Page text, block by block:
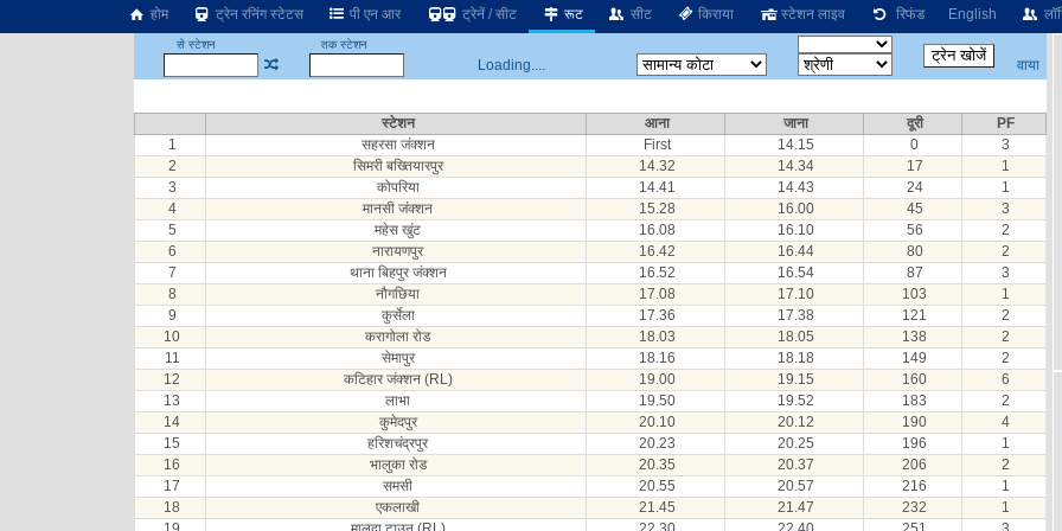
होम ट्रेन रनिंग स्टेटस पी एन आर ट्रेनें / सीट रूट सीट किराया स्टेशन लाइव रिफंड English
से स्टेशन तक स्टेशन
Loading.... वाया
स्टेशन आना जाना दूरी
PF
1
सहरसा जंक्शन First 14.15 0
3
2
सिमरी बख्तियारपुर 14.32 14.34 17
1
3
कोपरिया 14.41 14.43 24
1
4
मानसी जंक्शन 15.28 16.00 45
3
5
महेस खुंट 16.08 16.10 56
2
6
नारायणपुर 16.42 16.44 80
2
7
थाना बिहपुर जंक्शन 16.52 16.54 87
3
8
नौगछिया 17.08 17.10 103
1
9
कुर्सेला 17.36 17.38 121
2
10
करागोला रोड 18.03 18.05 138
2
11
सेमापुर 18.16 18.18 149
2
12
कटिहार जंक्शन (RL) 19.00 19.15 160
6
13
लाभा 19.50 19.52 183
2
14
कुमेदपुर 20.10 20.12 190
4
15
हरिशचंद्रपुर 20.23 20.25 196
1
16
भालुका रोड 20.35 20.37 206
2
17
समसी 20.55 20.57 216
1
18
एकलाखी 21.45 21.47 232
1